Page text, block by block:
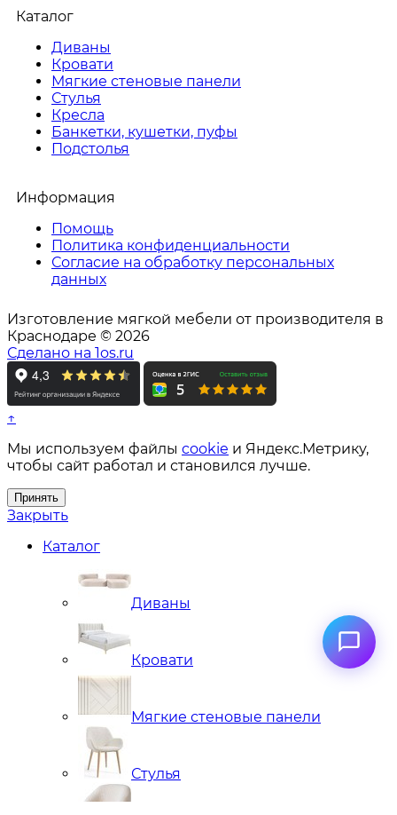
Каталог
Диваны
Кровати
Мягкие стеновые панели
Стулья
Кресла
Банкетки, кушетки, пуфы
Подстолья
Информация
Помощь
Политика конфиденциальности
Согласие на обработку персональных
данных
Изготовление мягкой мебели от производителя в
Краснодаре © 2026
Сделано на 1os.ru
↑
Мы используем файлы cookie и Яндекс.Метрику,
чтобы сайт работал и становился лучше.
Принять
Закрыть
Каталог
Диваны
Кровати
Мягкие стеновые панели
Стулья